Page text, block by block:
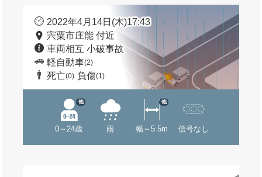
2022年4月14日(木)17:43
宍粟市庄能 付近
車両相互 小破事故
軽自動車(2)
死亡(0) 負傷(1)
0～24歳
他
雨 幅～5.5m
他
信号なし